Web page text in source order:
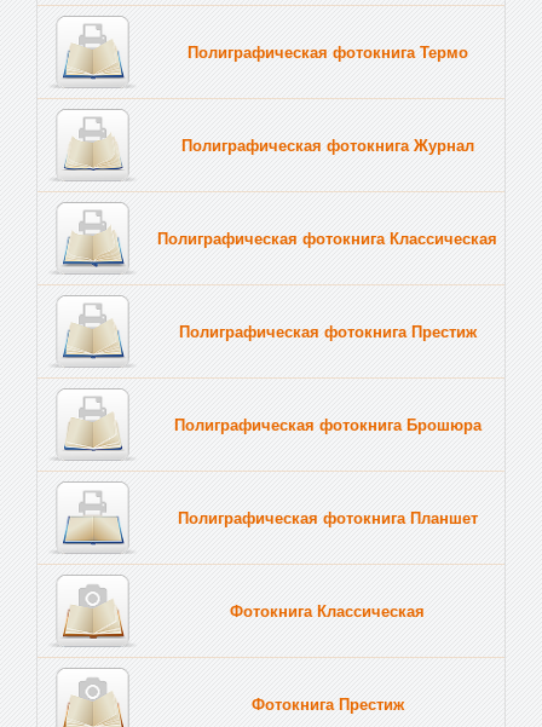
Полиграфическая фотокнига Термо
Полиграфическая фотокнига Журнал
Полиграфическая фотокнига Классическая
Полиграфическая фотокнига Престиж
Полиграфическая фотокнига Брошюра
Полиграфическая фотокнига Планшет
Фотокнига Классическая
Фотокнига Престиж